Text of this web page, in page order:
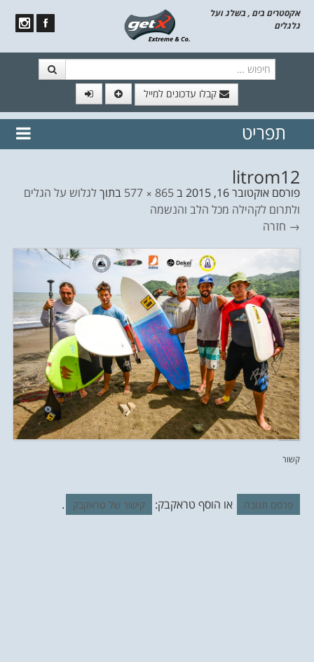
אקסטרים בים , בשלג ועל
גלגלים
קבלו עדכונים למייל
// הצטרף לרשימת תפוצה!
נשמח
תפריט
litrom12
פורסם אוקטובר 16, 2015 ב865 × 577 בתוך לגלוש על הגלים
ולתרום לקהילה מכל הלב והנשמה
→ חזרה
קשור
פרסם תגובה או הוסף טראקבק: קישור של טראקבק .